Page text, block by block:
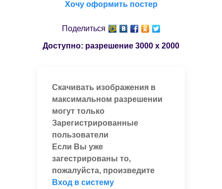
Хочу оформить постер
Поделиться
Доступно: разрешение 3000 x 2000
Скачивать изображения в
максимальном разрешении
могут только
Зарегистрированные
пользователи
Если Вы уже
загестрированы то,
пожалуйста, произведите
Вход в систему